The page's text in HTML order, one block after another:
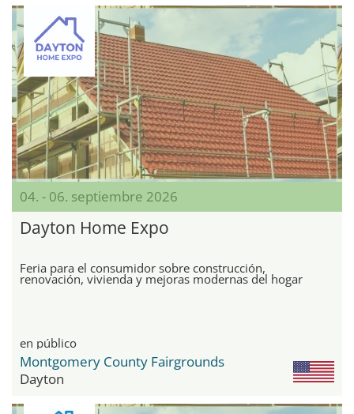
04. - 06. septiembre 2026
Dayton Home Expo
Feria para el consumidor sobre construcción,
renovación, vivienda y mejoras modernas del hogar
en público
Montgomery County Fairgrounds
Dayton